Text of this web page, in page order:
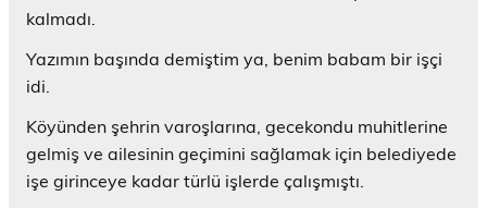
kalmadı.
Yazımın başında demiştim ya, benim babam bir işçi
idi.
Köyünden şehrin varoşlarına, gecekondu muhitlerine
gelmiş ve ailesinin geçimini sağlamak için belediyede
işe girinceye kadar türlü işlerde çalışmıştı.